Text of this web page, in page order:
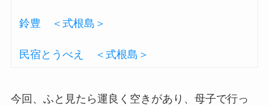
鈴豊 ＜式根島＞
民宿とうべえ ＜式根島＞
今回、ふと見たら運良く空きがあり、母子で行っ